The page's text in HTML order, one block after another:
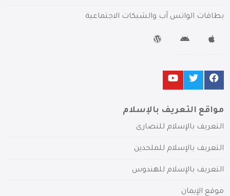
بطاقات الواتس آب والشبكات الاجتماعية
مواقع التعريف بالإسلام
التعريف بالإسلام للنصارى
التعريف بالإسلام للملحدين
التعريف بالإسلام للهندوس
موقع الإيمان